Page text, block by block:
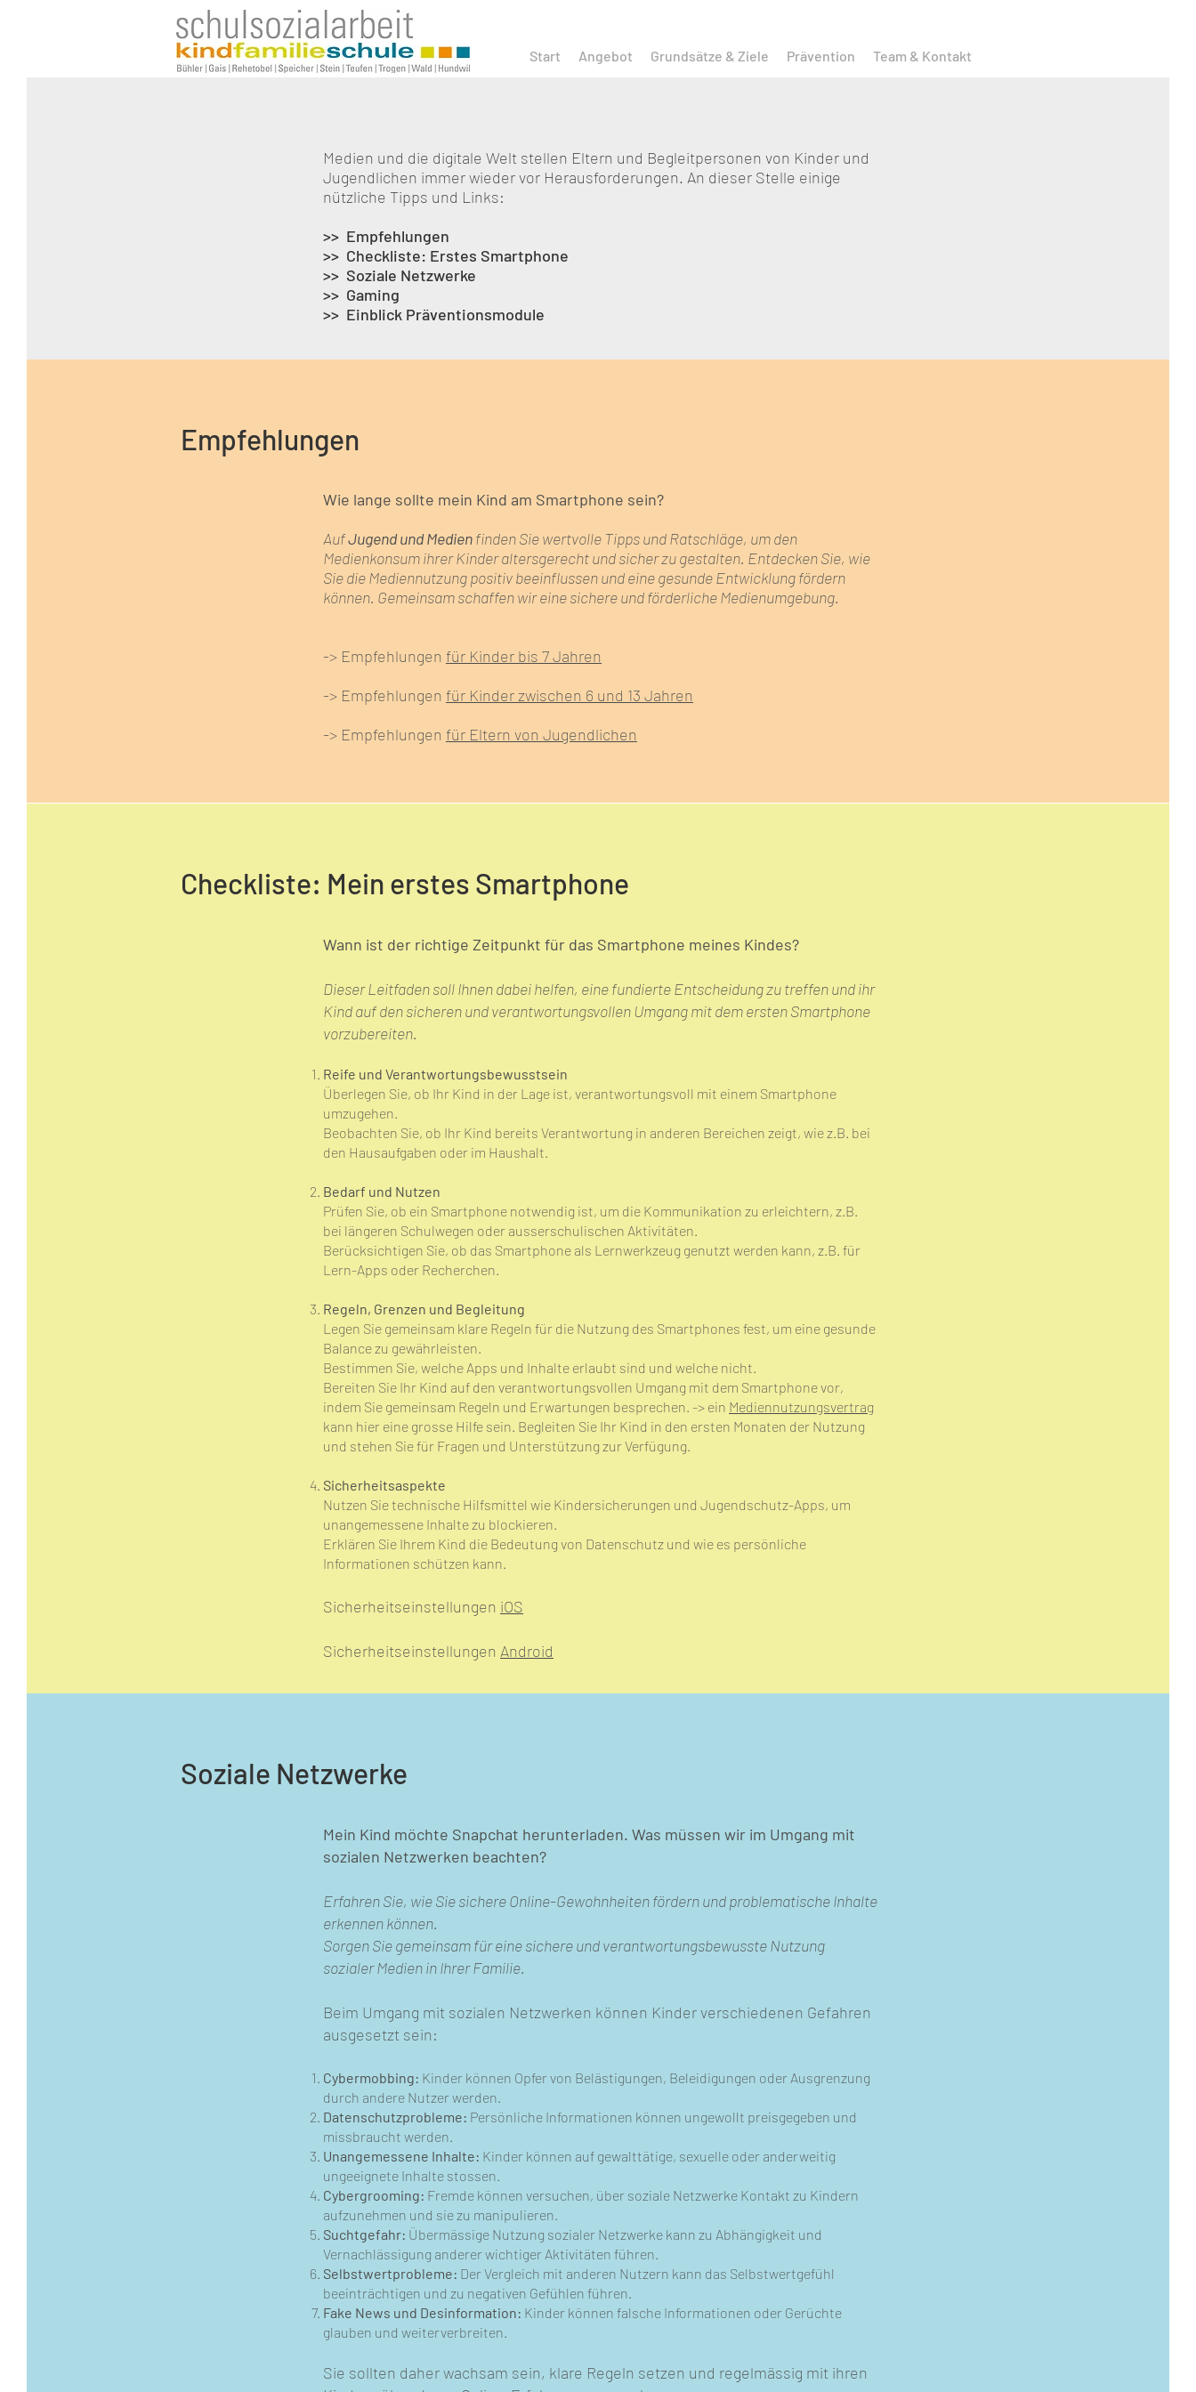
Start Angebot Grundsätze & Ziele Prävention Team & Kontakt
Medien und die digitale Welt stellen Eltern und Begleitpersonen von Kinder und
Jugendlichen immer wieder vor Herausforderungen. An dieser Stelle einige
nützliche Tipps und Links:
>> Empfehlungen
>> Checkliste: Erstes Smartphone
>> Soziale Netzwerke
>> Gaming
>> Einblick Präventionsmodule
Empfehlungen
Wie lange sollte mein Kind am Smartphone sein?
​AufJugend und Medienfinden Sie wertvolle Tipps und Ratschläge, um den
Medienkonsum ihrer Kinder altersgerecht und sicher zu gestalten. Entdecken Sie, wie
Sie die Mediennutzung positiv beeinflussen und eine gesunde Entwicklung fördern
können. Gemeinsam schaffen wir eine sichere und förderliche Medienumgebung.
-> Empfehlungen für Kinder bis 7 Jahren
-> Empfehlungen für Kinder zwischen 6 und 13 Jahren
-> Empfehlungen für Eltern von Jugendlichen
Checkliste: Mein erstes Smartphone
Wann ist der richtige Zeitpunkt für das Smartphone meines Kindes?
Dieser Leitfaden soll Ihnen dabei helfen, eine fundierte Entscheidung zu treffen und ihr
Kind auf den sicheren und verantwortungsvollen Umgang mit dem ersten Smartphone
vorzubereiten.
Reife und Verantwortungsbewusstsein
Überlegen Sie, ob Ihr Kind in der Lage ist, verantwortungsvoll mit einem Smartphone
umzugehen.
Beobachten Sie, ob Ihr Kind bereits Verantwortung in anderen Bereichen zeigt, wie z.B. bei
den Hausaufgaben oder im Haushalt.
Bedarf und Nutzen
Prüfen Sie, ob ein Smartphone notwendig ist, um die Kommunikation zu erleichtern, z.B.
bei längeren Schulwegen oder ausserschulischen Aktivitäten.
Berücksichtigen Sie, ob das Smartphone als Lernwerkzeug genutzt werden kann, z.B. für
Lern-Apps oder Recherchen.
Regeln, Grenzen und Begleitung
Legen Sie gemeinsam klare Regeln für die Nutzung des Smartphones fest, um eine gesunde
Balance zu gewährleisten.
Bestimmen Sie, welche Apps und Inhalte erlaubt sind und welche nicht.
Bereiten Sie Ihr Kind auf den verantwortungsvollen Umgang mit dem Smartphone vor,
indem Sie gemeinsam Regeln und Erwartungen besprechen. -> ein Mediennutzungsvertrag
kann hier eine grosse Hilfe sein. Begleiten Sie Ihr Kind in den ersten Monaten der Nutzung
und stehen Sie für Fragen und Unterstützung zur Verfügung.
Sicherheitsaspekte
Nutzen Sie technische Hilfsmittel wie Kindersicherungen und Jugendschutz-Apps, um
unangemessene Inhalte zu blockieren.
Erklären Sie Ihrem Kind die Bedeutung von Datenschutz und wie es persönliche
Informationen schützen kann.
Sicherheitseinstellungen iOS
Sicherheitseinstellungen Android
Soziale Netzwerke
Mein Kind möchte Snapchat herunterladen. Was müssen wir im Umgang mit
sozialen Netzwerken beachten?
Erfahren Sie, wie Sie sichere Online-Gewohnheiten fördern und problematische Inhalte
erkennen können.
Sorgen Sie gemeinsam für eine sichere und verantwortungsbewusste Nutzung
sozialer Medien in Ihrer Familie.
Beim Umgang mit sozialen Netzwerken können Kinder verschiedenen Gefahren
ausgesetzt sein:
Cybermobbing: Kinder können Opfer von Belästigungen, Beleidigungen oder Ausgrenzung
durch andere Nutzer werden.
Datenschutzprobleme: Persönliche Informationen können ungewollt preisgegeben und
missbraucht werden.
Unangemessene Inhalte: Kinder können auf gewalttätige, sexuelle oder anderweitig
ungeeignete Inhalte stossen.
Cybergrooming: Fremde können versuchen, über soziale Netzwerke Kontakt zu Kindern
aufzunehmen und sie zu manipulieren.
Suchtgefahr: Übermässige Nutzung sozialer Netzwerke kann zu Abhängigkeit und
Vernachlässigung anderer wichtiger Aktivitäten führen.
Selbstwertprobleme: Der Vergleich mit anderen Nutzern kann das Selbstwertgefühl
beeinträchtigen und zu negativen Gefühlen führen.
Fake News und Desinformation: Kinder können falsche Informationen oder Gerüchte
glauben und weiterverbreiten.
Sie sollten daher wachsam sein, klare Regeln setzen und regelmässig mit ihren